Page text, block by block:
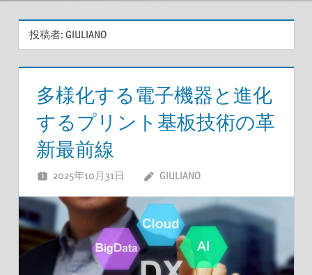
投稿者: GIULIANO
多様化する電子機器と進化
するプリント基板技術の革
新最前線
2025年10月31日 GIULIANO